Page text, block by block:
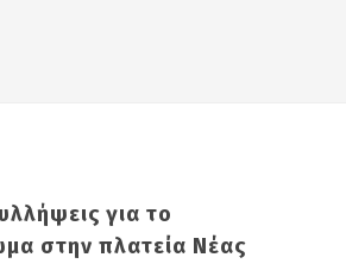
για το
στην πλατεία Νέας